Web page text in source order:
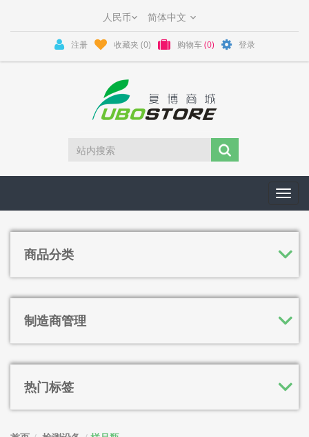
注册 收藏夹 (0) 购物车 (0) 登录
商品分类
制造商管理
热门标签